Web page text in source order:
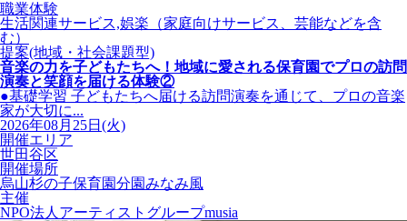
職業体験
生活関連サービス,娯楽（家庭向けサービス、芸能などを含
む）
提案(地域・社会課題型)
音楽の力を子どもたちへ！地域に愛される保育園でプロの訪問
演奏と笑顔を届ける体験②
●基礎学習 子どもたちへ届ける訪問演奏を通じて、プロの音楽
家が大切に...
2026年08月25日(火)
開催エリア
世田谷区
開催場所
烏山杉の子保育園分園みなみ風
主催
NPO法人アーティストグループmusia